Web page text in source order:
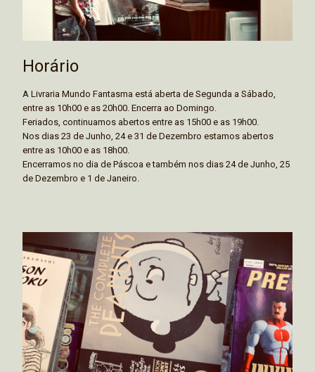
Horário
A Livraria Mundo Fantasma está aberta de Segunda a Sábado,
entre as 10h00 e as 20h00. Encerra ao Domingo.
Feriados, continuamos abertos entre as 15h00 e as 19h00.
Nos dias 23 de Junho, 24 e 31 de Dezembro estamos abertos
entre as 10h00 e as 18h00.
Encerramos no dia de Páscoa e também nos dias 24 de Junho, 25
de Dezembro e 1 de Janeiro.